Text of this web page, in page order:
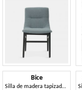
Bice
Silla de madera tapizada, elegante y robusta